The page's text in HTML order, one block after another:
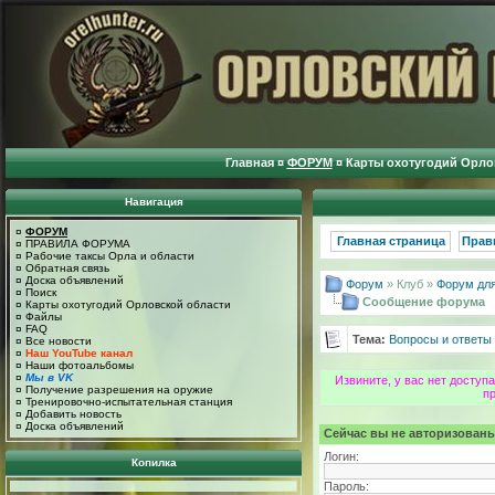
Главная ¤ ФОРУМ ¤ Карты охотугодий
Навигация
¤ ФОРУМ
¤ ПРАВИЛА ФОРУМА
¤ Рабочие таксы Орла и области
¤ Обратная связь
¤ Доска объявлений
¤ Поиск
¤ Карты охотугодий Орловской области
¤ Файлы
¤ FAQ
¤ Все новости
¤ Наш YouTube канал
¤ Наши фотоальбомы
¤ Мы в VK
¤ Получение разрешения на оружие
¤ Тренировочно-испытательная станция
¤ Добавить новость
¤ Доска объявлений
Копилка
Главная страница
Форум » Клуб » Форум
Сообщение форума
Тема: Вопросы и ответы
Извините, у вас нет
Сейчас вы не
Логин:
Пароль: